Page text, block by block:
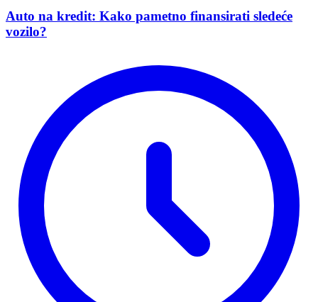
Auto na kredit: Kako pametno finansirati sledeće
vozilo?